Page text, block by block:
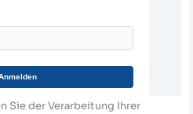
Sie der Verarbeitung Ihrer